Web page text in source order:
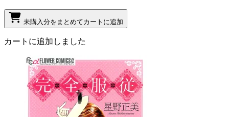
未購入分をまとめてカートに追加
カートに追加しました